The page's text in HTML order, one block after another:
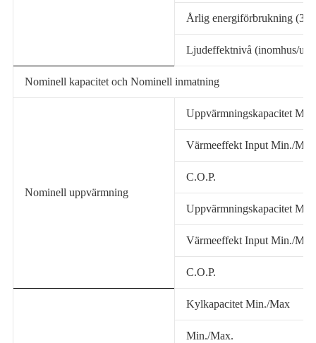
Årlig energiförbrukning
Ljudeffektnivå (inomhus/
Nominell kapacitet och Nominell inmatning
Nominell uppvärmning
Uppvärmningskapacitet
Värmeeffekt Input Min./
C.O.P.
Uppvärmningskapacitet
Värmeeffekt Input Min./
C.O.P.
Kylkapacitet Min./Max
Min./Max.